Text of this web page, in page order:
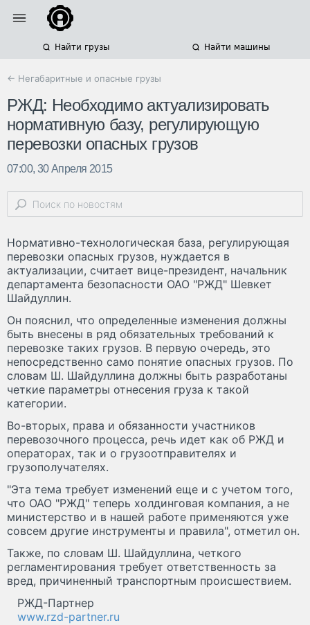
Найти грузы Найти машины
← Негабаритные и опасные грузы
РЖД: Необходимо актуализировать
нормативную базу, регулирующую
перевозки опасных грузов
07:00, 30 Апреля 2015
Нормативно-технологическая база, регулирующая
перевозки опасных грузов, нуждается в
актуализации, считает вице-президент, начальник
департамента безопасности ОАО "РЖД" Шевкет
Шайдуллин.
Он пояснил, что определенные изменения должны
быть внесены в ряд обязательных требований к
перевозке таких грузов. В первую очередь, это
непосредственно само понятие опасных грузов. По
словам Ш. Шайдуллина должны быть разработаны
четкие параметры отнесения груза к такой
категории.
Во-вторых, права и обязанности участников
перевозочного процесса, речь идет как об РЖД и
операторах, так и о грузоотправителях и
грузополучателях.
"Эта тема требует изменений еще и с учетом того,
что ОАО "РЖД" теперь холдинговая компания, а не
министерство и в нашей работе применяются уже
совсем другие инструменты и правила", отметил он.
Также, по словам Ш. Шайдуллина, четкого
регламентирования требует ответственность за
вред, причиненный транспортным происшествием.
РЖД-Партнер
www.rzd-partner.ru